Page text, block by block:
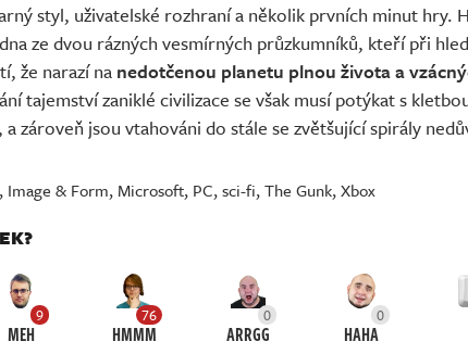
styl, uživatelské rozhraní a několik prvních minut hry.
ze dvou rázných vesmírných průzkumníků, kteří při
že narazí nanedotčenou planetu plnou života a
tajemství zaniklé civilizace se však musí potýkat s
, a zároveň jsou vtahováni do stále se zvětšující spirály
, Image & Form, Microsoft, PC,sci-fi,The Gunk,Xbox
9
MEH
76
HMMM
0
ARRGG
0
HAHA